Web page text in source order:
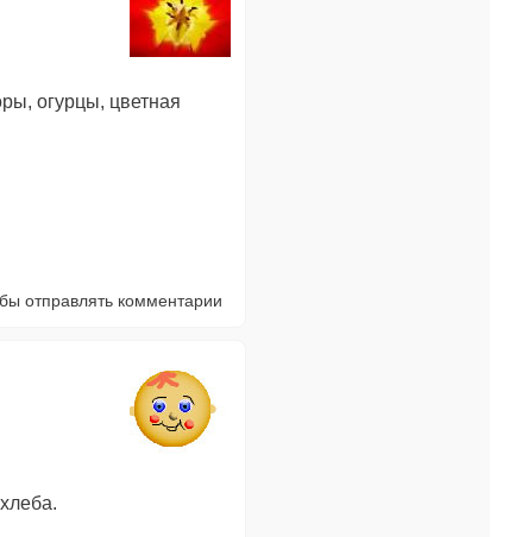
огурцы, цветная
отправлять комментарии